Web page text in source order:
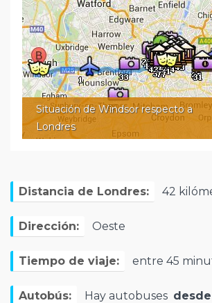
Situación de Windsor respecto a
Londres
Distancia de Londres: 42
Dirección: Oeste
Tiempo de viaje: entre 45
Autobús: Hay autobuses